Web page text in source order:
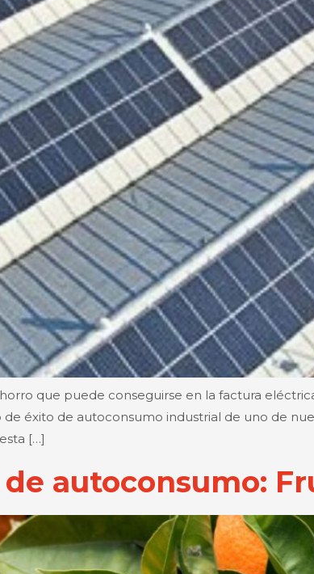
que puede conseguirse en la factura
éxito de autoconsumo industrial de uno de
[…]
autoconsumo: